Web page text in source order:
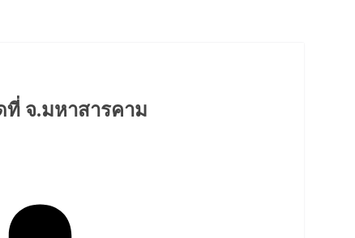
ที่ จ.มหาสารคาม